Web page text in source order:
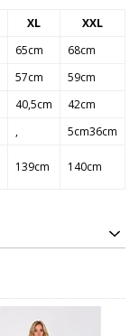
XL
XXL
65cm
68cm
57cm
59cm
40,5cm
42cm
,
5cm36cm
139cm 140cm